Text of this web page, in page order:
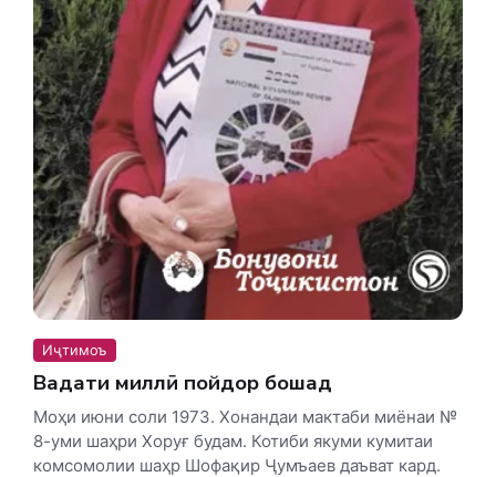
Иҷтимоъ
Ваҳдати миллӣ пойдор бошад
Моҳи июни соли 1973. Хонандаи мактаби миёнаи №
8-уми шаҳри Хоруғ будам. Котиби якуми кумитаи
комсомолии шаҳр Шофақир Ҷумъаев даъват кард.